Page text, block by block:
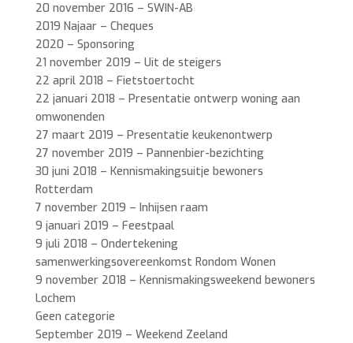
20 november 2016 – SWIN-AB
2019 Najaar – Cheques
2020 – Sponsoring
21 november 2019 – Uit de steigers
22 april 2018 – Fietstoertocht
22 januari 2018 – Presentatie ontwerp woning aan
omwonenden
27 maart 2019 – Presentatie keukenontwerp
27 november 2019 – Pannenbier-bezichting
30 juni 2018 – Kennismakingsuitje bewoners
Rotterdam
7 november 2019 – Inhijsen raam
9 januari 2019 – Feestpaal
9 juli 2018 – Ondertekening
samenwerkingsovereenkomst Rondom Wonen
9 november 2018 – Kennismakingsweekend bewoners
Lochem
Geen categorie
September 2019 – Weekend Zeeland